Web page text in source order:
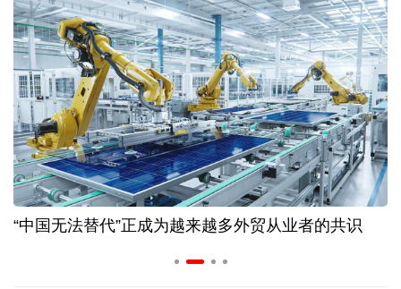
“中国无法替代”正成为越来越多外贸从业者的共识